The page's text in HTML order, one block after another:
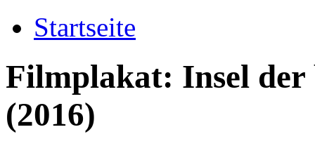
Startseite
Filmplakat: Insel der
(2016)